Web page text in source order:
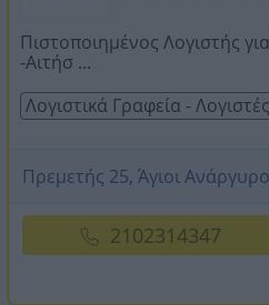
Πιστοποιημένος Λογιστής
-Αιτήσ ...
Λογιστικά Γραφεία - Λογιστές
Πρεμετής 25, Άγιοι
2102314347